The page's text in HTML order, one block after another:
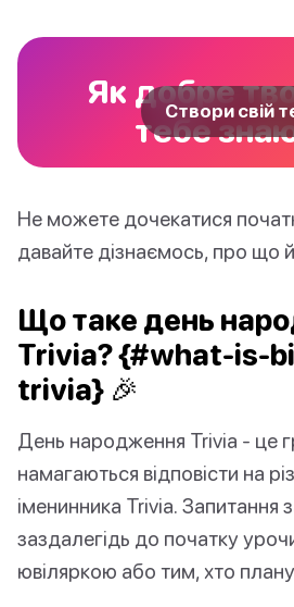
Як добре
тебе
Створи свій
Не можете дочекатися
давайте дізнаємось, про що
Що таке день
Trivia? {#what-is-
trivia} 🎉
День народження Trivia - це
намагаються відповісти на
іменинника Trivia. Запитання
заздалегідь до початку
ювіляркою або тим, хто